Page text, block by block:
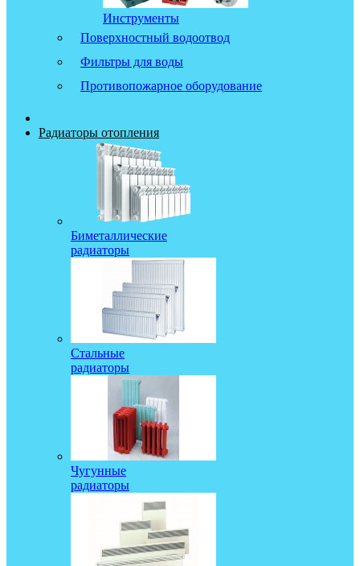
Инструменты
Поверхностный водоотвод
Фильтры для воды
Противопожарное оборудование
Радиаторы отопления
Биметаллические
радиаторы
Стальные
радиаторы
Чугунные
радиаторы